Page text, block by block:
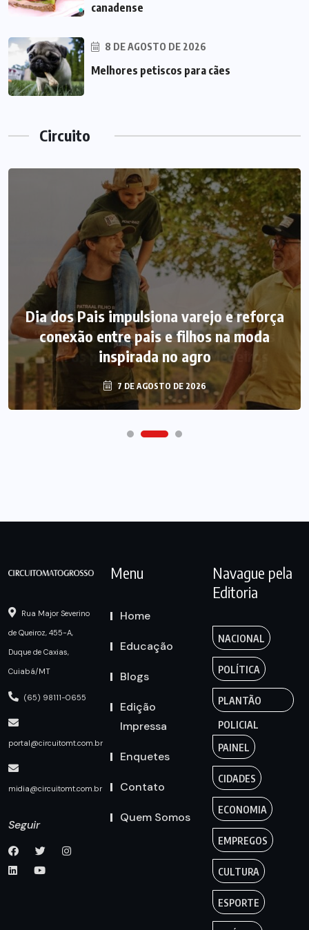
canadense
8 DE AGOSTO DE 2026
Melhores petiscos para cães
Circuito
Dia dos Pais impulsiona varejo e reforça
conexão entre pais e filhos na moda
inspirada no agro
7 DE AGOSTO DE 2026
Rua Major Severino
de Queiroz, 455-A,
Duque de Caxias,
Cuiabá/MT
(65) 98111-0655
portal@circuitomt.com.br
midia@circuitomt.com.br
Seguir
Menu
Home
Educação
Blogs
Edição
Impressa
Enquetes
Contato
Quem Somos
Navague pela
Editoria
NACIONAL
POLÍTICA
PLANTÃO
POLICIAL
PAINEL
CIDADES
ECONOMIA
EMPREGOS
CULTURA
ESPORTE